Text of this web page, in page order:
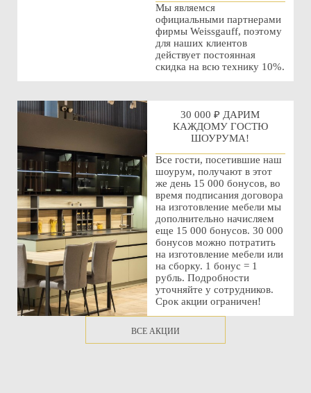
Мы являемся
официальными партнерами
фирмы Weissgauff, поэтому
для наших клиентов
действует постоянная
скидка на всю технику 10%.
30 000 ₽ ДАРИМ
КАЖДОМУ ГОСТЮ
ШОУРУМА!
Все гости, посетившие наш
шоурум, получают в этот
же день 15 000 бонусов, во
время подписания договора
на изготовление мебели мы
дополнительно начисляем
еще 15 000 бонусов. 30 000
бонусов можно потратить
на изготовление мебели или
на сборку. 1 бонус = 1
рубль. Подробности
уточняйте у сотрудников.
Срок акции ограничен!
ВСЕ АКЦИИ